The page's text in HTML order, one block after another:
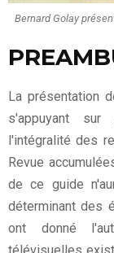
Bernard Golay
La présentation
s'appuyant
l'intégralité des
Revue
de ce guide
déterminant des
ont donné